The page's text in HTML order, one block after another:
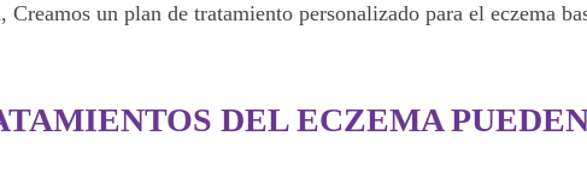
, Creamos un plan de tratamiento personalizado para el eczema
DEL ECZEMA